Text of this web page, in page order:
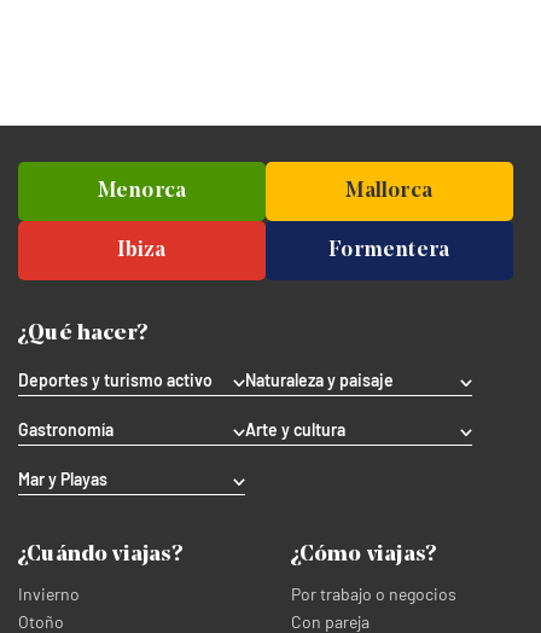
Menorca Mallorca
Ibiza Formentera
¿Qué hacer?
Deportes y turismo activo Naturaleza y paisaje
Gastronomía Arte y cultura
Mar y Playas
¿Cuándo viajas?
Invierno
Otoño
¿Cómo viajas?
Por trabajo o negocios
Con pareja